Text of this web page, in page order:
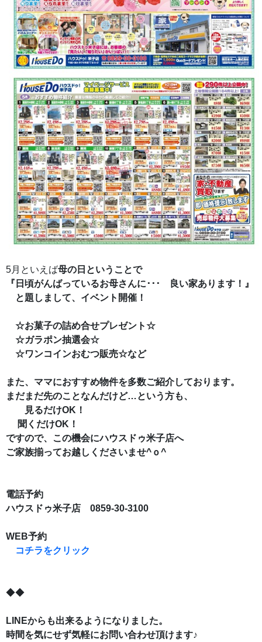
5月といえば母の日ということで
『日頃がんばっているお母さんに･･･ 良い家あります！』
と題しまして、イベント開催！
☆お菓子の詰め合せプレゼント☆
☆ガラポン抽選会☆
☆ワンコインおむつ販売☆など
また、ママにおすすめ物件を多数ご紹介しております。
まだまだ先のことなんだけど…という方も、
見るだけOK！
聞くだけOK！
ですので、
この機会にハウスドゥ米子店へ
ご家族揃ってお越しくださいませ^ｏ^
電話予約
ハウスドゥ米子店 0859-30-3100
WEB予約
コチラをクリック
◆◆
LINEからも出来るようになりました。
時間を気にせず気軽にお問い合わせ頂けます♪